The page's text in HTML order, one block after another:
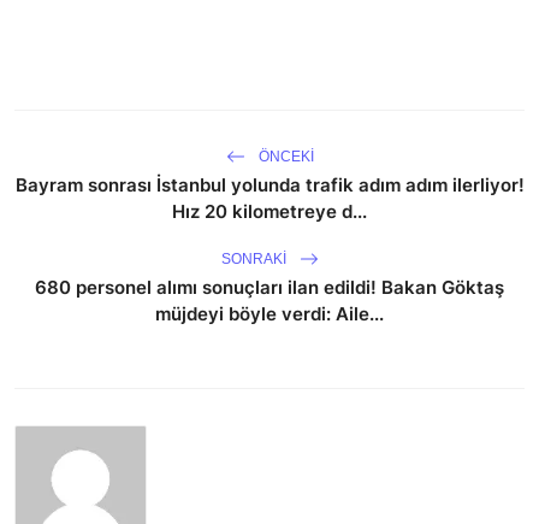
ÖNCEKI
Bayram sonrası İstanbul yolunda trafik adım adım ilerliyor!
Hız 20 kilometreye d...
SONRAKI
680 personel alımı sonuçları ilan edildi! Bakan Göktaş
müjdeyi böyle verdi: Aile...